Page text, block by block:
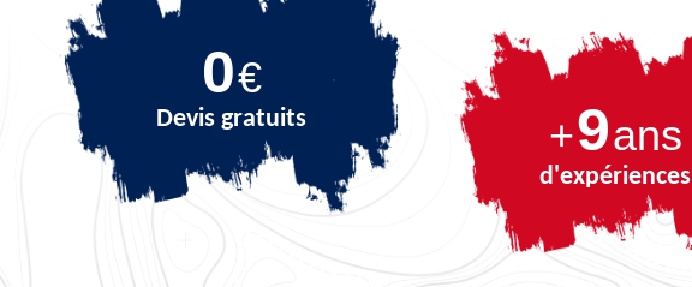
0€
Devis gratuits +9ans
d'expériences